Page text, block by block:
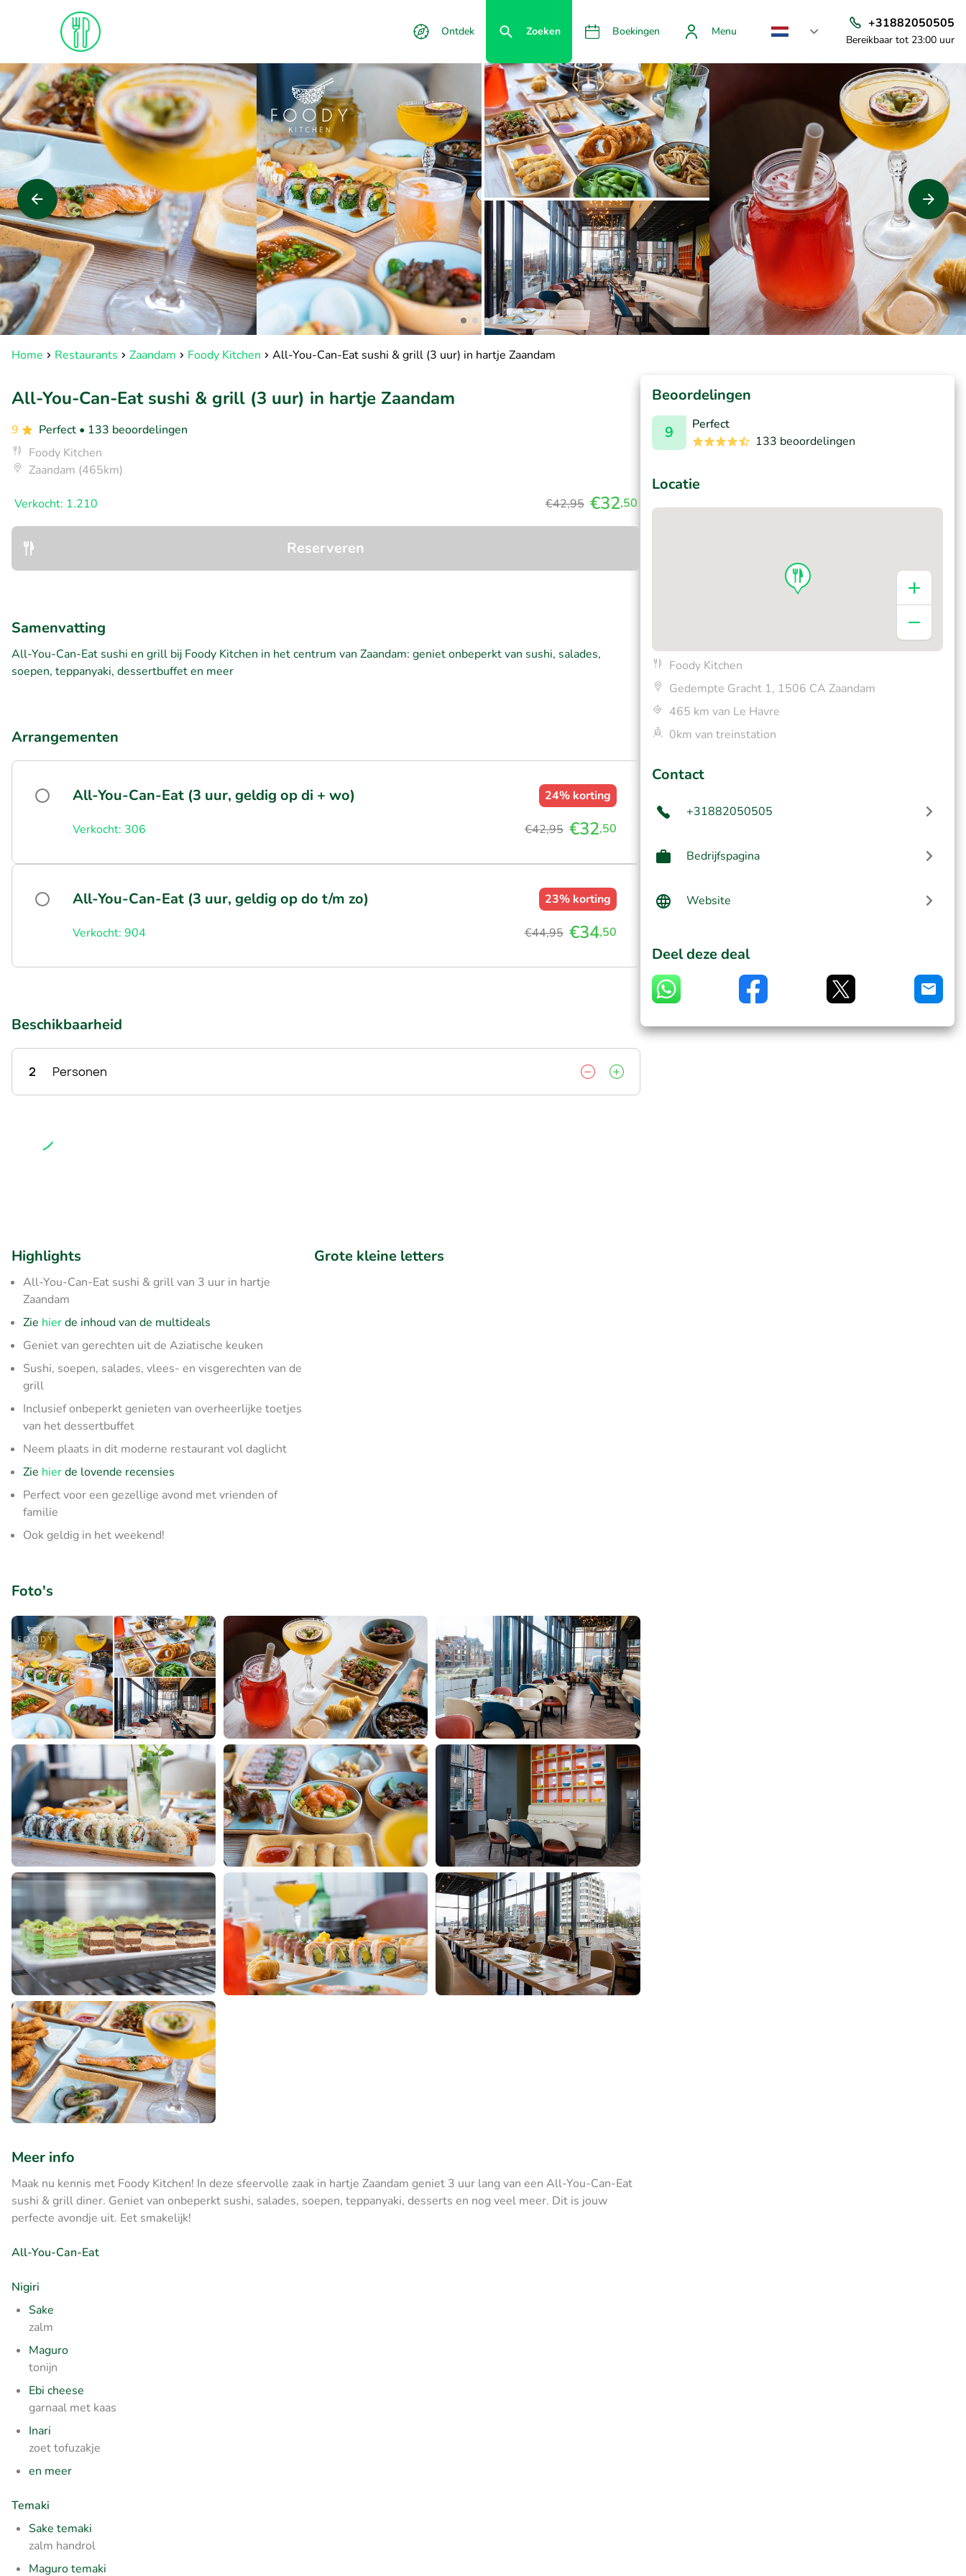
Ontdek Zoeken Boekingen Menu
+31882050505
Bereikbaar tot 23:00 uur
Home Restaurants Zaandam Foody Kitchen All-You-Can-Eat sushi & grill (3 uur) in hartje Zaandam
All-You-Can-Eat sushi & grill (3 uur) in hartje Zaandam
9 Perfect • 133 beoordelingen
Foody Kitchen
Zaandam (465km)
Verkocht: 1.210 €42,95 €32,50
Reserveren
Samenvatting
All-You-Can-Eat sushi en grill bij Foody Kitchen in het centrum van Zaandam: geniet onbeperkt van sushi, salades,
soepen, teppanyaki, dessertbuffet en meer
Arrangementen
All-You-Can-Eat (3 uur, geldig op di + wo) 24% korting
Verkocht: 306 €42,95 €32,50
All-You-Can-Eat (3 uur, geldig op do t/m zo) 23% korting
Verkocht: 904 €44,95 €34,50
Beschikbaarheid
2 Personen
Highlights
All-You-Can-Eat sushi & grill van 3 uur in hartje
Zaandam
Zie hierde inhoud van de multideals
Geniet van gerechten uit de Aziatische keuken
Sushi, soepen, salades, vlees- en visgerechten van de
grill
Inclusief onbeperkt genieten van overheerlijke toetjes
van het dessertbuffet
Neem plaats in dit moderne restaurant vol daglicht
Zie hierde lovende recensies
Perfect voor een gezellige avond met vrienden of
familie
Ook geldig in het weekend!
Grote kleine letters
Foto's
Meer info
Maak nu kennis met Foody Kitchen! In deze sfeervolle zaak in hartje Zaandam geniet 3 uur lang van een All-You-Can-Eat
sushi & grill diner. Geniet van onbeperkt sushi, salades, soepen, teppanyaki, desserts en nog veel meer. Dit is jouw
perfecte avondje uit. Eet smakelijk!
All-You-Can-Eat
Nigiri
Sake
zalm
Maguro
tonijn
Ebi cheese
garnaal met kaas
Inari
zoet tofuzakje
en meer
Temaki
Sake temaki
zalm handrol
Maguro temaki
Beoordelingen
9
Perfect
133 beoordelingen
Locatie
Foody Kitchen
Gedempte Gracht 1, 1506 CA Zaandam
465 km van Le Havre
0km van treinstation
Contact
+31882050505
Bedrijfspagina
Website
Deel deze deal